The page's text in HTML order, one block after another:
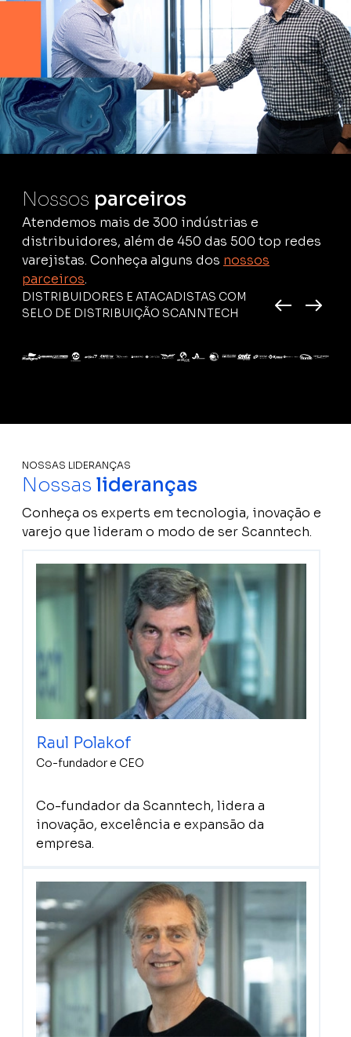
Nossos parceiros
Atendemos mais de 300 indústrias e
distribuidores, além de 450 das 500 top redes
varejistas. Conheça alguns dos nossos
parceiros.
DISTRIBUIDORES E ATACADISTAS COM
SELO DE DISTRIBUIÇÃO SCANNTECH
NOSSAS LIDERANÇAS
Nossas lideranças
Conheça os experts em tecnologia, inovação e
varejo que lideram o modo de ser Scanntech.
Raul Polakof
Co-fundador e CEO
Co-fundador da Scanntech, lidera a
inovação, excelência e expansão da
empresa.